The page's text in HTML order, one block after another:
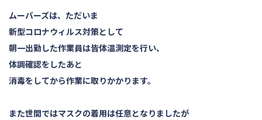
ムーバーズは、ただいま
新型コロナウィルス対策として
朝一出勤した作業員は皆体温測定を行い、
体調確認をしたあと
消毒をしてから作業に取りかかります。
また世間ではマスクの着用は任意となりましたが